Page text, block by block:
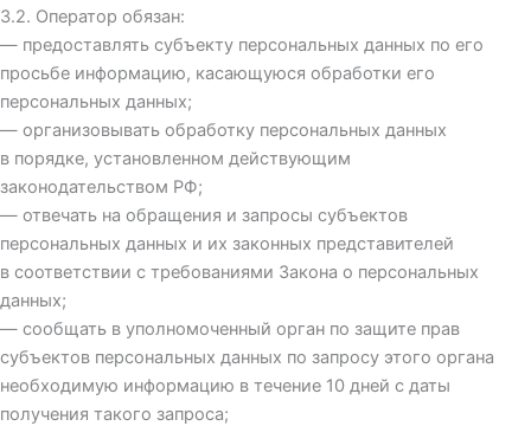
3.2. Оператор обязан:
— предоставлять субъекту персональных данных по его
просьбе информацию, касающуюся обработки его
персональных данных;
— организовывать обработку персональных данных
в порядке, установленном действующим
законодательством РФ;
— отвечать на обращения и запросы субъектов
персональных данных и их законных представителей
в соответствии с требованиями Закона о персональных
данных;
— сообщать в уполномоченный орган по защите прав
субъектов персональных данных по запросу этого органа
необходимую информацию в течение 10 дней с даты
получения такого запроса;